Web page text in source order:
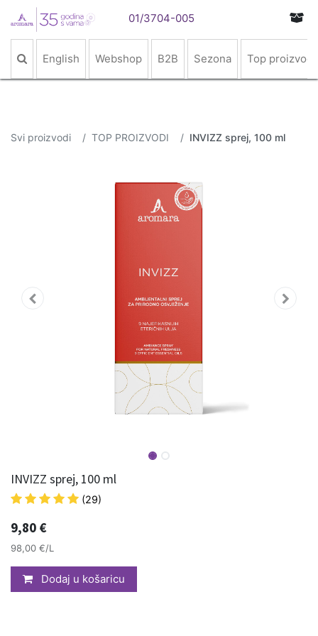
01/3704-005
English Webshop B2B Sezona Top proizvodi
Svi proizvodi TOP PROIZVODI INVIZZ sprej, 100 ml
INVIZZ sprej, 100 ml
(29)
9,80 €
98,00 €/L
Dodaj u košaricu